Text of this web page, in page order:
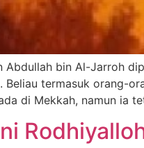
Abdullah bin Al-Jarroh
termasuk orang-
di Mekkah, namun ia